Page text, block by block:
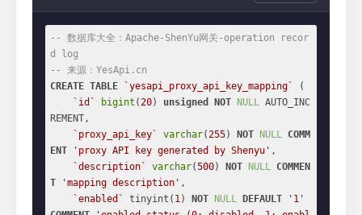
-- 数据库大全：Apache-ShenYu网关-operation recor
d log
-- 来源：YesApi.cn
CREATE TABLE `yesapi_proxy_api_key_mapping`
(
`id`
bigint (20) unsigned NOT NULL AUTO_INC
REMENT,
`proxy_api_key`
varchar(255) NOT NULL COMM
ENT
'proxy API key generated by Shenyu' ,
`description`
varchar(500) NOT NULL COMMEN
T
'mapping description' ,
`enabled`
tinyint( 1) NOT NULL DEFAULT
'1'